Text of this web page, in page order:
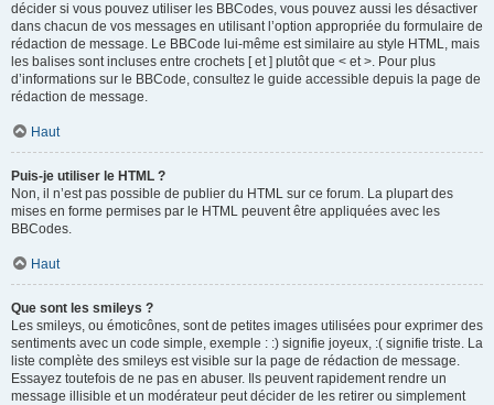
décider si vous pouvez utiliser les BBCodes, vous pouvez aussi les désactiver
dans chacun de vos messages en utilisant l’option appropriée du formulaire de
rédaction de message. Le BBCode lui-même est similaire au style HTML, mais
les balises sont incluses entre crochets [ et ] plutôt que < et >. Pour plus
d’informations sur le BBCode, consultez le guide accessible depuis la page de
rédaction de message.
Haut
Puis-je utiliser le HTML ?
Non, il n’est pas possible de publier du HTML sur ce forum. La plupart des
mises en forme permises par le HTML peuvent être appliquées avec les
BBCodes.
Haut
Que sont les smileys ?
Les smileys, ou émoticônes, sont de petites images utilisées pour exprimer des
sentiments avec un code simple, exemple : :) signifie joyeux, :( signifie triste. La
liste complète des smileys est visible sur la page de rédaction de message.
Essayez toutefois de ne pas en abuser. Ils peuvent rapidement rendre un
message illisible et un modérateur peut décider de les retirer ou simplement